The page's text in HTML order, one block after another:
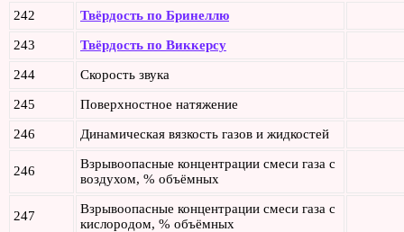
242 Твёрдость по Бринеллю
243 Твёрдость по Виккерсу
244 Скорость звука
245 Поверхностное натяжение
246 Динамическая вязкость газов и жидкостей
246
Взрывоопасные концентрации смеси газа с
воздухом, % объёмных
247
Взрывоопасные концентрации смеси газа с
кислородом, % объёмных